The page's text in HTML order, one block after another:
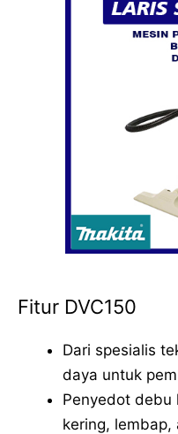
Fitur DVC150
Dari spesialis
daya untuk
Penyedot debu
kering, lembap,